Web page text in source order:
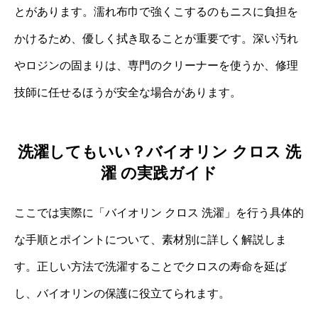
とがあります。濡れ布巾で強くこするのもニスに負担を
かけるため、優しく拭き取ることが重要です。深い汚れ
やロジンの固まりは、専門のクリーナーを使うか、修理
技師に任せるほうが安全な場合があります。
洗濯してもいい？バイオリン クロス 洗
濯 の実践ガイド
ここでは実際に「バイオリン クロス 洗濯」を行う具体的
な手順とポイントについて、素材別に詳しく解説しま
す。正しい方法で洗濯することでクロスの寿命を延ば
し、バイオリンの保護に役立てられます。